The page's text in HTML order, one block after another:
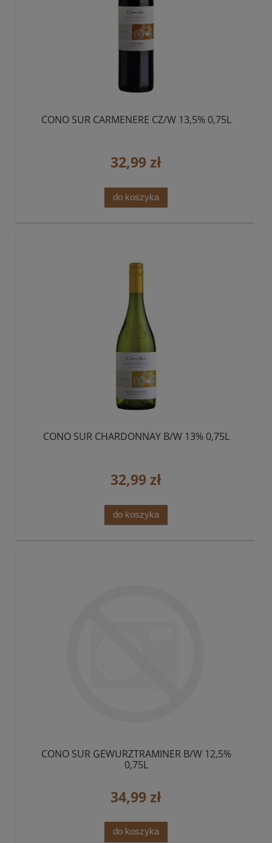
CONO SUR CARMENERE CZ/W 13,5% 0,75L
32,99 zł
do koszyka
CONO SUR CHARDONNAY B/W 13% 0,75L
32,99 zł
do koszyka
CONO SUR GEWURZTRAMINER B/W 12,5%
0,75L
34,99 zł
do koszyka